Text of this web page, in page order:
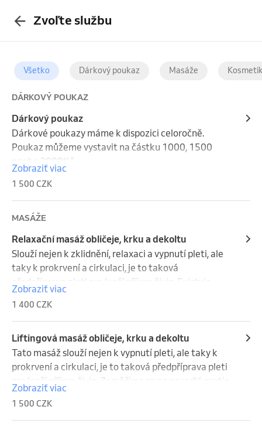
Zvoľte službu
Všetko Dárkový poukaz Masáže
DÁRKOVÝ POUKAZ
Dárkový poukaz
Dárkové poukazy máme k dispozici celoročně.
Poukaz můžeme vystavit na částku 1000, 1500
anebo 2000Kč.
Nutné osobní vyzvednutí a platba na provozovně.
Zobraziť viac
1 500 CZK
MASÁŽE
Relaxační masáž obličeje, krku a dekoltu
Slouží nejen k zklidnění, relaxaci a vypnutí pleti, ale
taky k prokrvení a cirkulaci, je to taková
předpříprava pleti pro lepší příjem živin. Existuje
vědecká studie, která potvrdila, že během masáže
obličeje se v těle vyplavují hormony: oxytocin,
endorfin, dopamin a serotonin, které vysoce
napomáhají k lepší kvalitě našeho života. Tak
neváhej a rezervuj si svůj termín :)
Zobraziť viac
1 400 CZK
Liftingová masáž obličeje, krku a dekoltu
Tato masáž slouží nejen k vypnutí pleti, ale taky k
prokrvení a cirkulaci, je to taková předpříprava pleti
pro lepší příjem živin. Zaměříme se na povadlé partie
vašeho obličeje. Existuje vědecká studie, která
potvrdila, že během masáže obličeje se v těle
vyplavují hormony: oxytocin, endorfin, dopamin a
Zobraziť viac
1 500 CZK